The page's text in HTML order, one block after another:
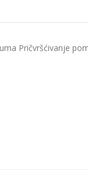
Pričvršćivanje